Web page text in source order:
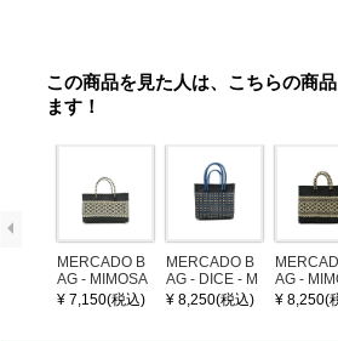
この商品を見た人は、こちらの商
ます！
MERCADO B
AG - MIMOSA
- Black / Crea
¥ 7,150(税込)
MERCADO B
AG - DICE - M
OSAIC - Black
¥ 8,250(税込)
AG -
- Black /
¥ 8,250(